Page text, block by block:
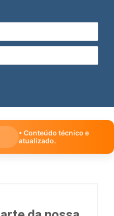
• Conteúdo técnico e
atualizado.